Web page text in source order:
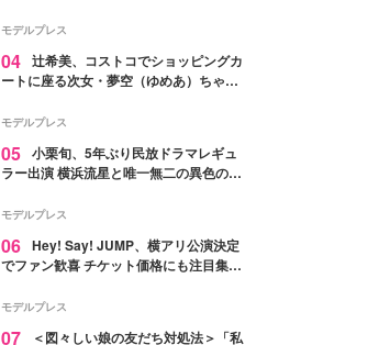
モデルプレス
04 辻希美、コストコでショッピングカ
ートに座る次女・夢空（ゆめあ）ちゃん
ぎ」「成長を感じる」の声
モデルプレス
05 小栗旬、5年ぶり民放ドラマレギュ
ラー出演 横浜流星と唯一無二の異色のバ
モデルプレス
06 Hey! Say! JUMP、横アリ公演決定
でファン歓喜 チケット価格にも注目集ま
モデルプレス
07
＜図々しい娘の友だち対処法＞「私